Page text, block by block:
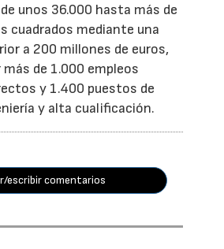
unos 36.000 hasta más de
cuadrados mediante una
a 200 millones de euros,
de 1.000 empleos
y 1.400 puestos de
y alta cualificación.
escribir comentarios